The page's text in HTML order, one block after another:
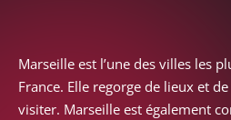
Marseille est l’une des villes les
France. Elle regorge de lieux et
visiter. Marseille est également